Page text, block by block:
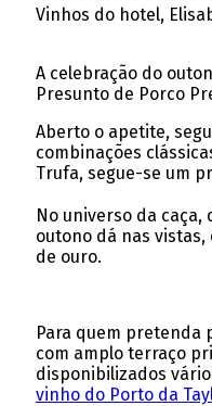
Vinhos do hotel,
A celebração do
Presunto de Porco
Aberto o apetite,
combinações
Trufa, segue-se um
No universo da caça,
outono dá nas vistas,
de ouro.
Para quem pretenda
com amplo terraço
disponibilizados
vinho do Porto da